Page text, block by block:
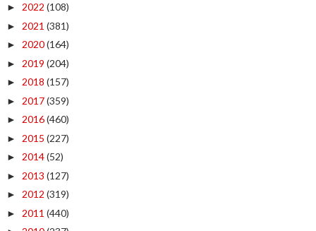
► 2022 (108)
► 2021 (381)
► 2020(164)
► 2019 (204)
► 2018 (157)
► 2017(359)
► 2016(460)
► 2015 (227)
► 2014(52)
► 2013 (127)
► 2012 (319)
► 2011 (440)